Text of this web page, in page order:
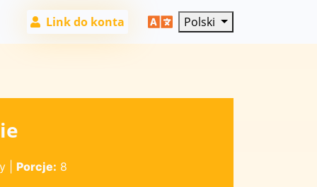
Link do konta Polski
| Porcje: 8